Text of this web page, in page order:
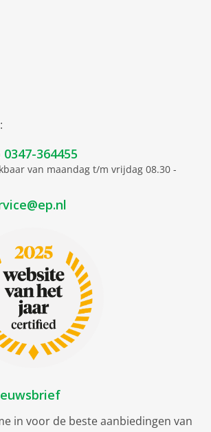
0347-364455
van maandag t/m vrijdag 08.30 -
in voor de beste aanbiedingen van